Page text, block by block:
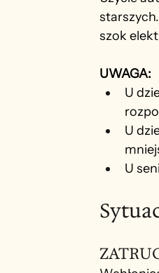
szok
UWAGA:
U
U
U